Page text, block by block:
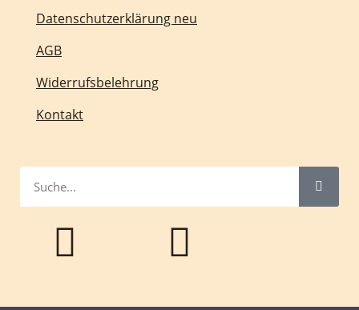
Datenschutzerklärung neu
AGB
Widerrufsbelehrung
Kontakt